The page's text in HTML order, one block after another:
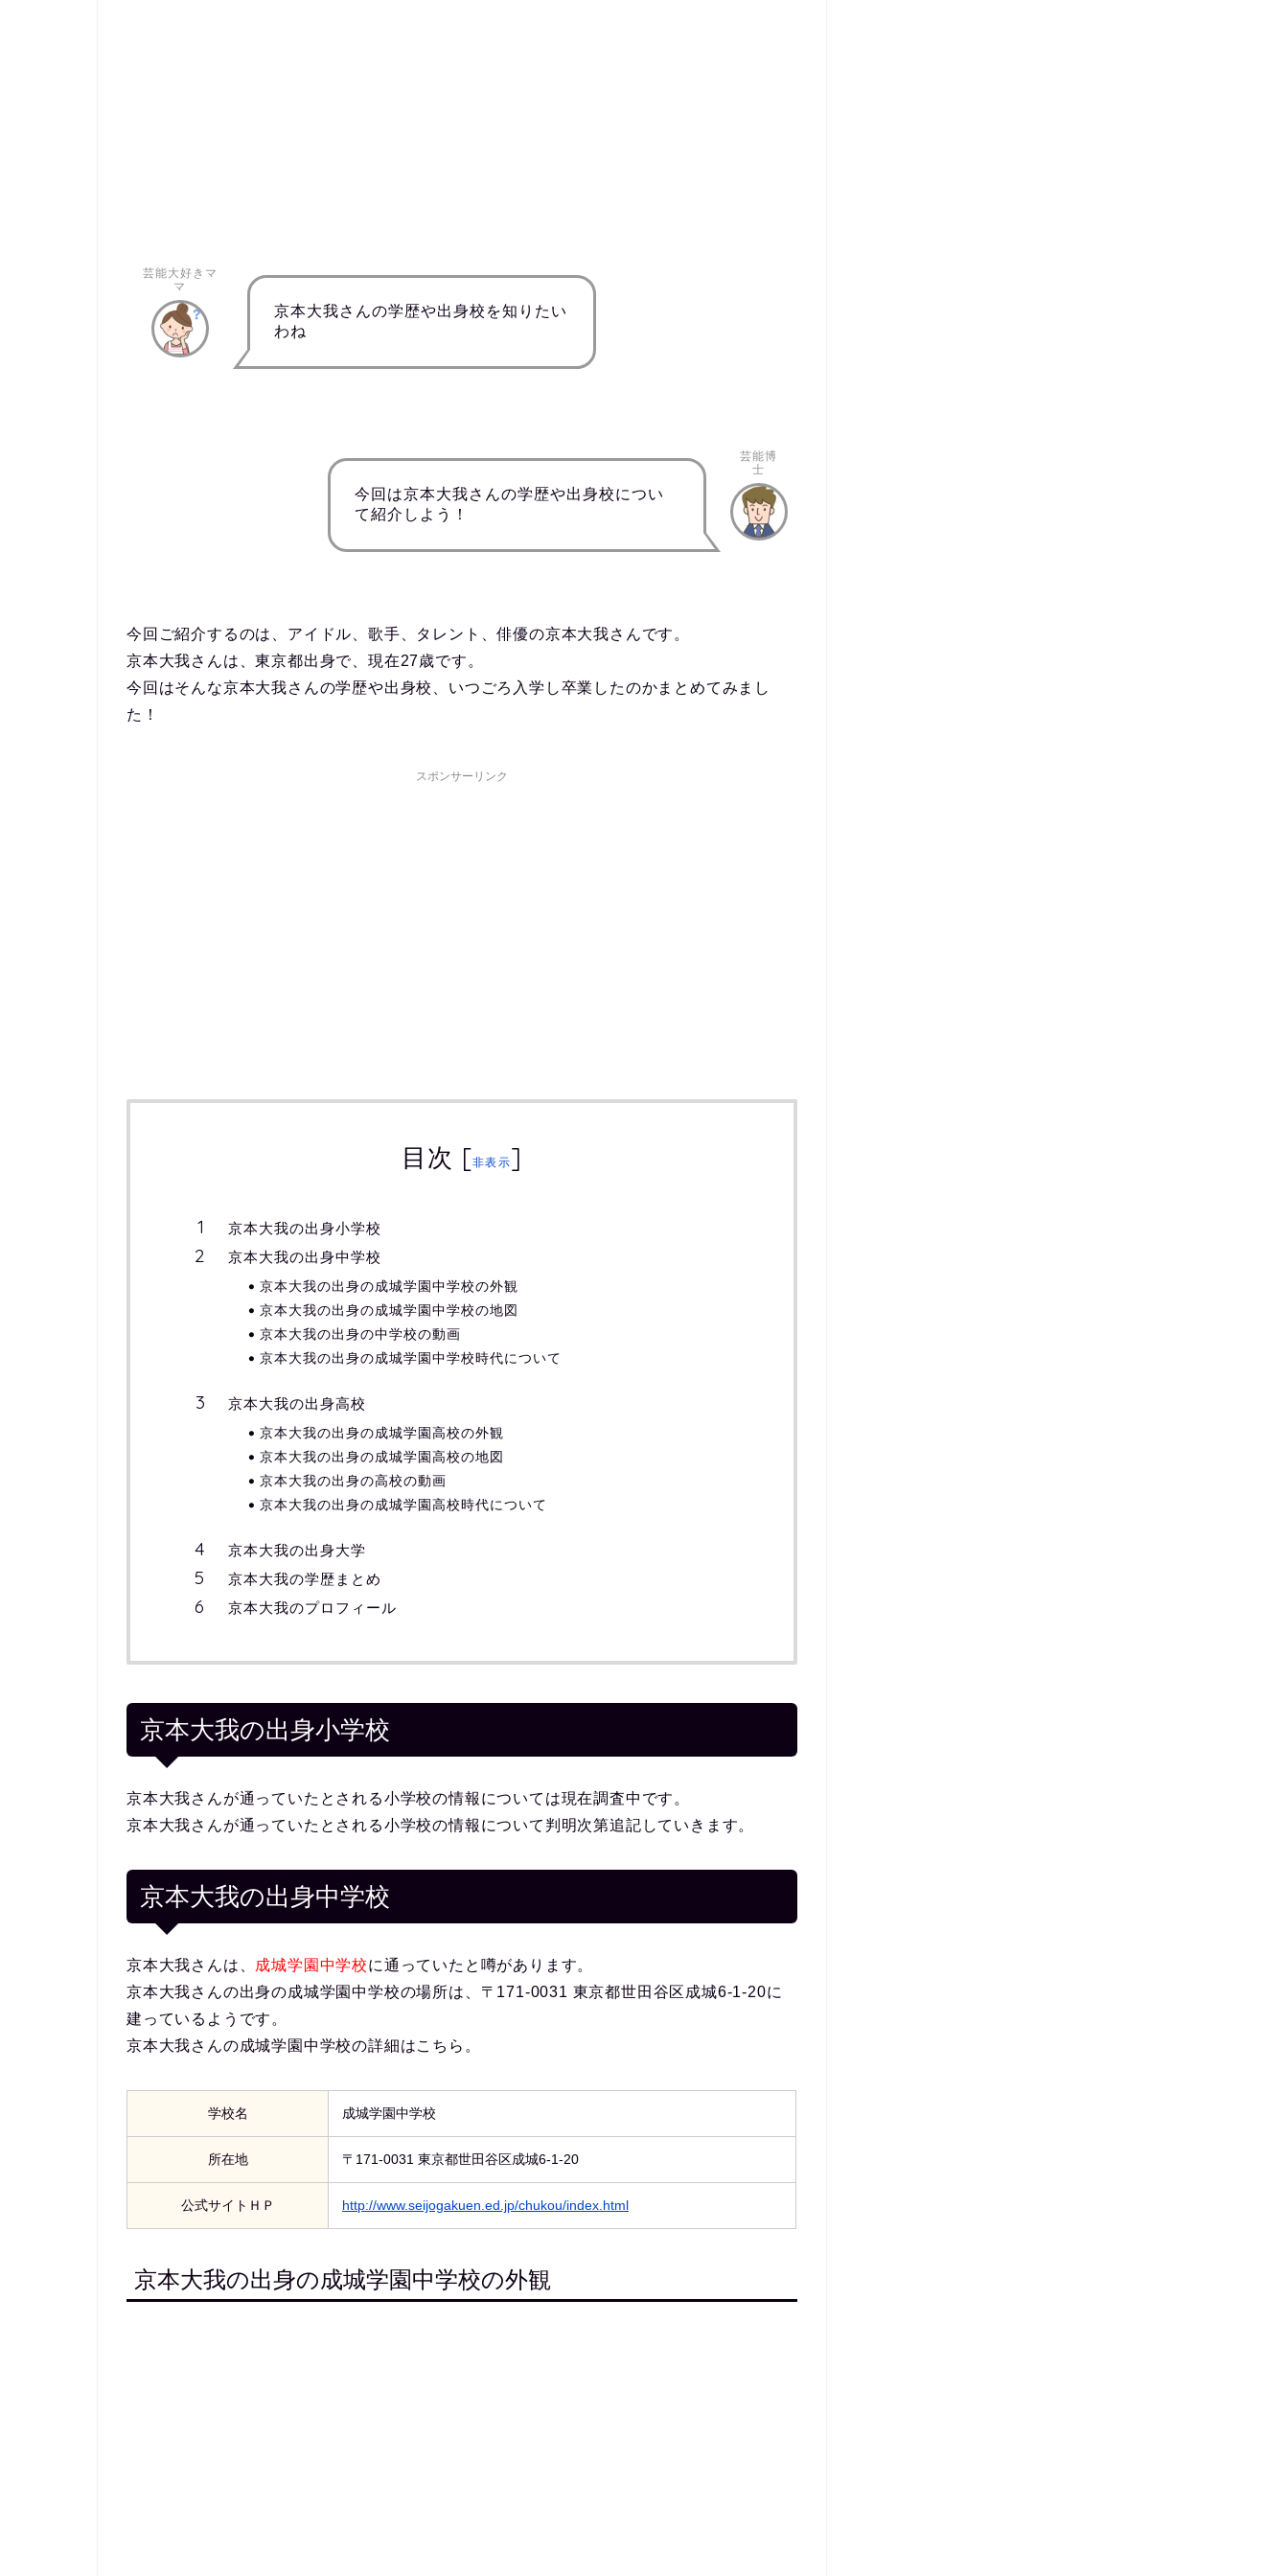
芸能大好きマ
マ
京本大我さんの学歴や出身校を知りたい
わね
今回は京本大我さんの学歴や出身校につい
て紹介しよう！
芸能博
士
今回ご紹介するのは、アイドル、歌手、タレント、俳優の京本大我さんです。
京本大我さんは、東京都出身で、現在27歳です。
今回はそんな京本大我さんの学歴や出身校、いつごろ入学し卒業したのかまとめてみまし
た！
スポンサーリンク
目次 [非表示]
京本大我の出身小学校
京本大我の出身中学校
京本大我の出身の成城学園中学校の外観
京本大我の出身の成城学園中学校の地図
京本大我の出身の中学校の動画
京本大我の出身の成城学園中学校時代について
京本大我の出身高校
京本大我の出身の成城学園高校の外観
京本大我の出身の成城学園高校の地図
京本大我の出身の高校の動画
京本大我の出身の成城学園高校時代について
京本大我の出身大学
京本大我の学歴まとめ
京本大我のプロフィール
京本大我の出身小学校
京本大我さんが通っていたとされる小学校の情報については現在調査中です。
京本大我さんが通っていたとされる小学校の情報について判明次第追記していきます。
京本大我の出身中学校
京本大我さんは、 成城学園中学校に通っていたと噂があります。
京本大我さんの出身の成城学園中学校の場所は、〒171-0031 東京都世田谷区成城6-1-20に
建っているようです。
京本大我さんの成城学園中学校の詳細はこちら。
学校名 成城学園中学校
所在地 〒171-0031 東京都世田谷区成城6-1-20
公式サイトＨＰ http://www.seijogakuen.ed.jp/chukou/index.html
京本大我の出身の成城学園中学校の外観